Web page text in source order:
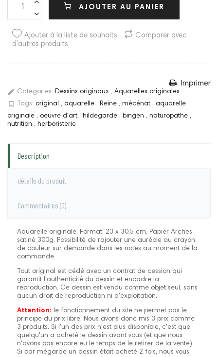
AJOUTER AU PANIER
Ajouter à la liste de souhaits
Comparer avec
d'autres produits
Imprimer
edit Categories: Dessins originaux , Aquarelles originales
bookmark_border Tags: original , aquarelle , Reine , mécénat , aquarelle
originale , oeuvre d'art , hildegarde , bingen , naturopathe ,
nutrition , herboristerie
Description
détails du produit
Commentaires (0)
Aquarelle originale. Format: 23 x 30.5 cm. Papier Arches
satiné 300g. Possibilité de rajouter une auréole au crayon
de couleur sur demande dans les notes au moment de la
commande.
Tout original est cédé avec un contrat de cession qui
garantit l'authenticité du dessin et encadre la
reproduction. Ce dessin est vendu comme objet seul, sans
aucun droit de reproduction ni d'exploitation.
Attention: le fonctionnement du site ne permet pas le
principe du prix libre. Nous avons donc mis 3 prix comme
3 produits. Si l'un des prix n'est plus disponible, c'est que
quelqu'un a acheté le dessin avant vous (et que nous
n'avons pas encore eu le temps de le retirer de la vente).
Si par mégarde un dessin était acheté 2 fois, nous vous